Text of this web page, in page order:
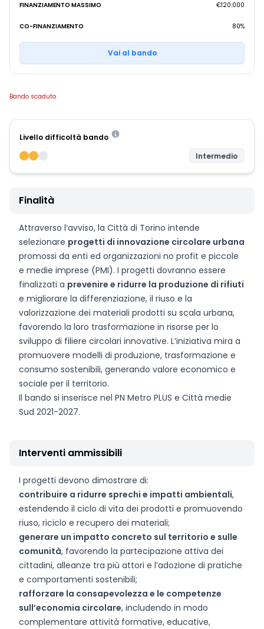
FINANZIAMENTO MASSIMO €120.000
CO-FINANZIAMENTO 80%
Vai al bando
Bando scaduto
Livello difficoltà bando
Intermedio
Finalità
Attraverso l’avviso, la Città di Torino intende
selezionare progetti di innovazione circolare urbana
promossi da enti ed organizzazioni no profit e piccole
e medie imprese (PMI). I progetti dovranno essere
finalizzati a prevenire e ridurre la produzione di rifiuti
e migliorare la differenziazione, il riuso e la
valorizzazione dei materiali prodotti su scala urbana,
favorendo la loro trasformazione in risorse per lo
sviluppo di filiere circolari innovative. L’iniziativa mira a
promuovere modelli di produzione, trasformazione e
consumo sostenibili, generando valore economico e
sociale per il territorio.
Il bando si inserisce nel PN Metro PLUS e Città medie
Sud 2021-2027.
Interventi ammissibili
I progetti devono dimostrare di:
contribuire a ridurre sprechi e impatti ambientali,
estendendo il ciclo di vita dei prodotti e promuovendo
riuso, riciclo e recupero dei materiali;
generare un impatto concreto sul territorio e sulle
comunità, favorendo la partecipazione attiva dei
cittadini, alleanze tra più attori e l’adozione di pratiche
e comportamenti sostenibili;
rafforzare la consapevolezza e le competenze
sull’economia circolare, includendo in modo
complementare attività formative, educative,